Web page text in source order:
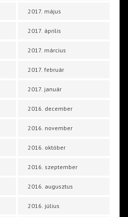
2017. május
2017. április
2017. március
2017. február
2017. január
2016. december
2016. november
2016. október
2016. szeptember
2016. augusztus
2016. július